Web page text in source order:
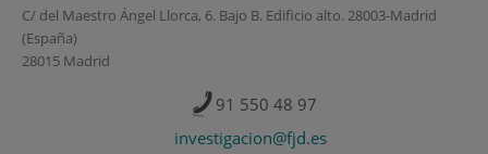
C/ del Maestro Ángel Llorca, 6. Bajo B. Edificio alto. 28003-Madrid
(España)
28015 Madrid
91 550 48 97
investigacion@fjd.es